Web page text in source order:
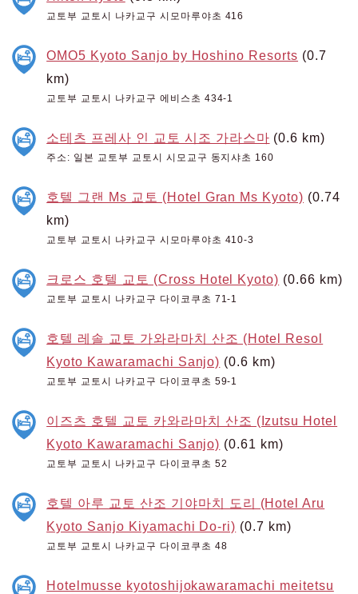
교토부 교토시 나카교구 시모마루야초 416
OMO5 Kyoto Sanjo by Hoshino Resorts (0.7
km)
교토부 교토시 나카교구 에비스초 434-1
소테츠 프레사 인 교토 시조 가라스마 (0.6 km)
주소: 일본 교토부 교토시 시모교구 동지샤초 160
호텔 그랜 Ms 교토 (Hotel Gran Ms Kyoto) (0.74
km)
교토부 교토시 나카교구 시모마루야초 410-3
크로스 호텔 교토 (Cross Hotel Kyoto) (0.66 km)
교토부 교토시 나카교구 다이코쿠초 71-1
호텔 레솔 교토 가와라마치 산조 (Hotel Resol
Kyoto Kawaramachi Sanjo) (0.6 km)
교토부 교토시 나카교구 다이코쿠초 59-1
이즈츠 호텔 교토 카와라마치 산조 (Izutsu Hotel
Kyoto Kawaramachi Sanjo) (0.61 km)
교토부 교토시 나카교구 다이코쿠초 52
호텔 아루 교토 산조 기야마치 도리 (Hotel Aru
Kyoto Sanjo Kiyamachi Do-ri) (0.7 km)
교토부 교토시 나카교구 다이코쿠초 48
Hotelmusse kyotoshijokawaramachi meitetsu